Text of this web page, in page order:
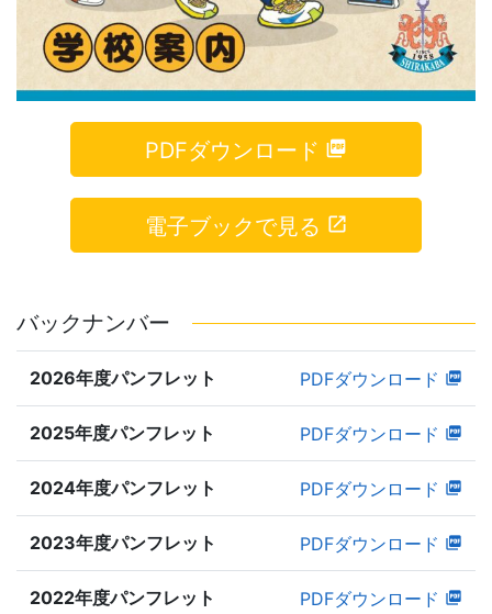
PDFダウンロード
電子ブックで見る
バックナンバー
2026年度パンフレット PDFダウンロード
2025年度パンフレット PDFダウンロード
2024年度パンフレット PDFダウンロード
2023年度パンフレット PDFダウンロード
2022年度パンフレット PDFダウンロード